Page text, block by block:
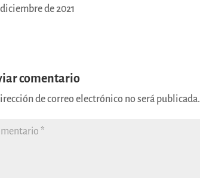
diciembre de 2021
comentario
de correo electrónico no será publicada.